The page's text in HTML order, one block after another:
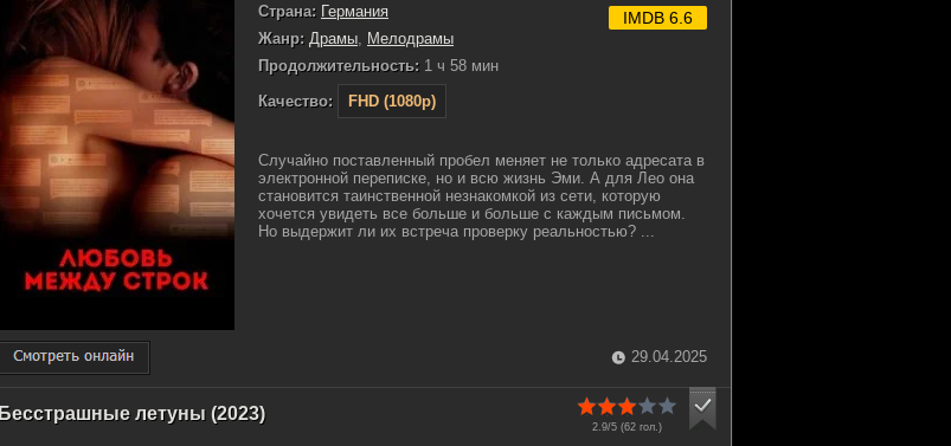
Страна: Германия
Жанр: Драмы Мелодрамы
Продолжительность: 1 ч 58 мин
Качество:
FHD (1080p)
IMDB 6.6
Случайно поставленный пробел меняет не только адресата в
электронной переписке, но и всю жизнь Эми. А для Лео она
становится таинственной незнакомкой из сети, которую
хочется увидеть все больше и больше с каждым письмом.
Но выдержит ли их встреча проверку реальностью? ...
29.04.2025
Бесстрашные летуны (2023)
2.9/5 (62 гол.)